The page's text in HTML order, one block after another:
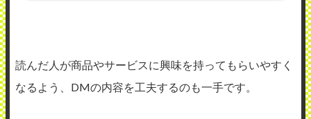
読んだ人が商品やサービスに興味を持ってもらいやすく
なるよう、DMの内容を工夫するのも一手です。